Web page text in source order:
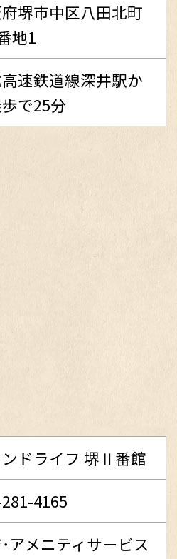
堺市中区八田北町
地1
速鉄道線深井駅か
で25分
ドライフ 堺Ⅱ番館
4165
アメニティサービス